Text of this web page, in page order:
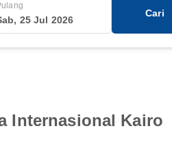
25 Jul 2026
Cari
Internasional Kairo